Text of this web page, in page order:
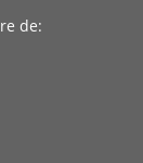
de: